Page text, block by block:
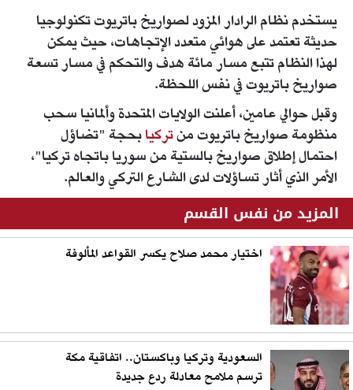
يستخدم نظام الرادار المزود لصواريخ باتريوت تكنولوجيا
حديثة تعتمد على هوائي متعدد الإتجاهات، حيث يمكن
لهذا النظام تتبع مسار مائة هدف والتحكم في مسار تسعة
صواريخ باتريوت في نفس اللحظة.
وقبل حوالي عامين، أعلنت الولايات المتحدة وألمانيا سحب
منظومة صواريخ باتريوت منتركيابحجة "تضاؤل
احتمال إطلاق صواريخ بالستية من سوريا باتجاه تركيا"،
الأمر الذي أثار تساؤلات لدى الشارع التركي والعالم.
المزيد من نفس القسم
اختيار محمد صلاح يكسر القواعد المألوفة
السعودية وتركيا وباكستان.. اتفاقية مكة
ترسم ملامح معادلة ردع جديدة